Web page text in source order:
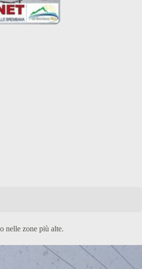
nelle zone più alte.